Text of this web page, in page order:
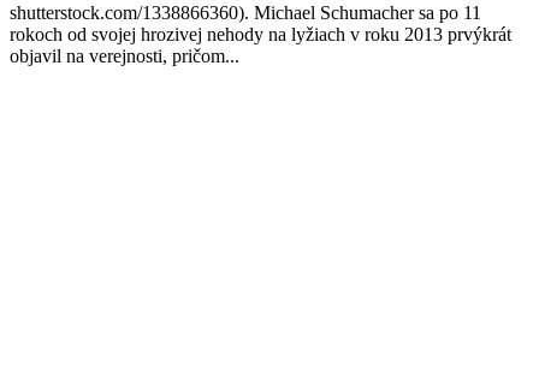
shutterstock.com/1338866360). Michael Schumacher sa po 11
rokoch od svojej hrozivej nehody na lyžiach v roku 2013 prvýkrát
objavil na verejnosti, pričom...